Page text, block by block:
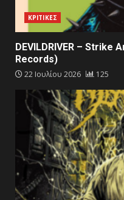
ΚΡΙΤΙΚΕΣ
DEVILDRIVER – Strike
Records)
22 Ιουλίου 2026 125